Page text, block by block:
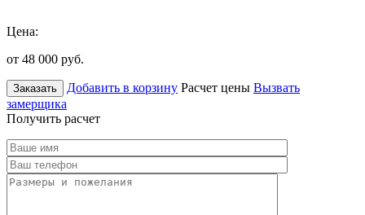
Цена:
от 48 000 руб.
Заказать Добавить в корзину Расчет цены Вызвать
замерщика
Получить расчет